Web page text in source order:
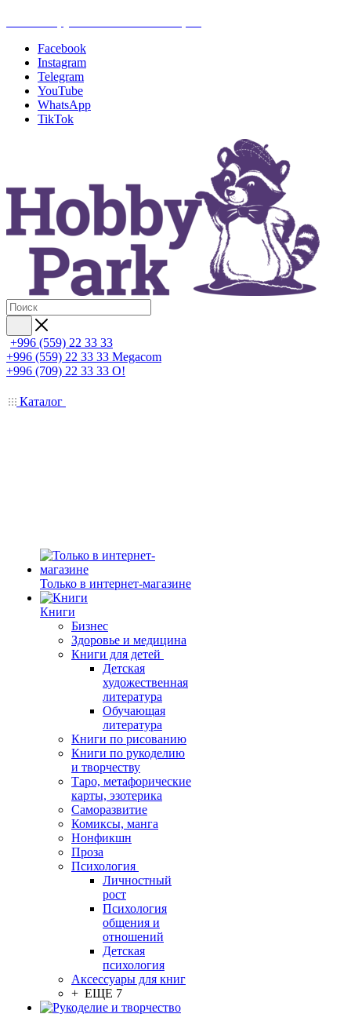
Facebook
Instagram
Telegram
YouTube
WhatsApp
TikTok
+996 (559) 22 33 33
+996 (559) 22 33 33 Megacom
+996 (709) 22 33 33 O!
Каталог
Только в интернет-магазине
Книги
Бизнес
Здоровье и медицина
Книги для детей
Детская
художественная
литература
Обучающая
литература
Книги по рисованию
Книги по рукоделию
и творчеству
Таро, метафорические
карты, эзотерика
Саморазвитие
Комиксы, манга
Нонфикшн
Проза
Психология
Личностный
рост
Психология
общения и
отношений
Детская
психология
Аксессуары для книг
+ ЕЩЕ 7